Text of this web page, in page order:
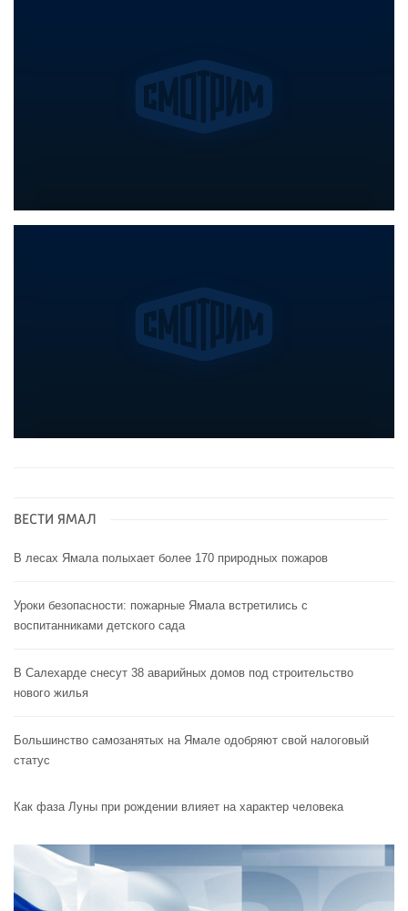
ВЕСТИ ЯМАЛ
В лесах Ямала полыхает более 170 природных пожаров
Уроки безопасности: пожарные Ямала встретились с
воспитанниками детского сада
В Салехарде снесут 38 аварийных домов под строительство
нового жилья
Большинство самозанятых на Ямале одобряют свой налоговый
статус
Как фаза Луны при рождении влияет на характер человека